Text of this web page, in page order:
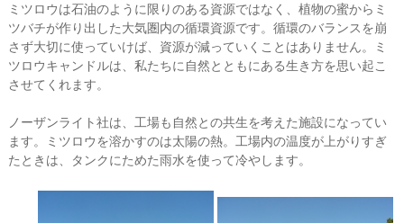
ミツロウは石油のように限りのある資源ではなく、植物の蜜からミ
ツバチが作り出した大気圏内の循環資源です。循環のバランスを崩
さず大切に使っていけば、資源が減っていくことはありません。ミ
ツロウキャンドルは、私たちに自然とともにある生き方を思い起こ
させてくれます。
ノーザンライト社は、工場も自然との共生を考えた施設になってい
ます。ミツロウを溶かすのは太陽の熱。工場内の温度が上がりすぎ
たときは、タンクにためた雨水を使って冷やします。